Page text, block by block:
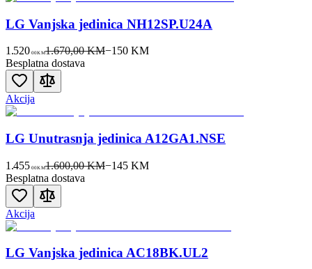
LG Vanjska jedinica NH12SP.U24A
1.520 00KM1.670,00 KM−150KM
Besplatna dostava
Akcija
LG Unutrasnja jedinica A12GA1.NSE
1.455 00KM1.600,00 KM−145KM
Besplatna dostava
Akcija
LG Vanjska jedinica AC18BK.UL2